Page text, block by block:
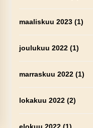
maaliskuu 2023(1)
joulukuu 2022(1)
marraskuu 2022(1)
lokakuu 2022(2)